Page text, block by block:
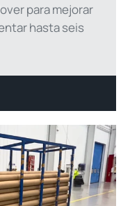
para mejorar
hasta seis